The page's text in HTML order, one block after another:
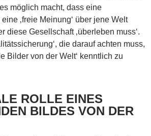
möglich macht, dass eine
‚freie Meinung‘ über jene Welt
diese Gesellschaft ‚überleben muss‘.
die darauf achten muss,
Bilder von der Welt‘ kenntlich zu
ROLLE EINES
BILDES VON DER